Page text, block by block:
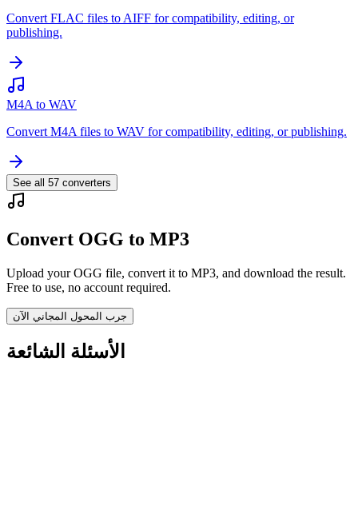
Convert FLAC files to AIFF for compatibility, editing, or
publishing.
M4A to WAV
Convert M4A files to WAV for compatibility, editing, or publishing.
See all 57 converters
Convert OGG to MP3
Upload your OGG file, convert it to MP3, and download the result.
Free to use, no account required.
جرب المحول المجاني الآن
الأسئلة الشائعة